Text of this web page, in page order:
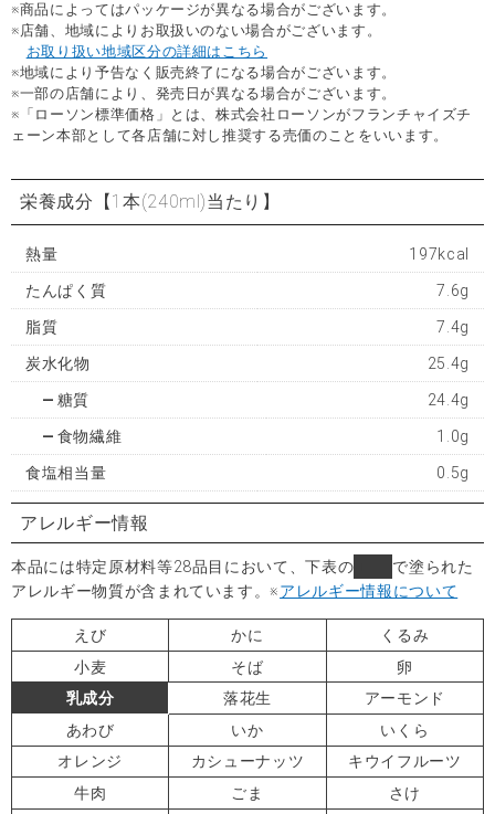
※商品によってはパッケージが異なる場合がございます。
※店舗、地域によりお取扱いのない場合がございます。
お取り扱い地域区分の詳細はこちら
※地域により予告なく販売終了になる場合がございます。
※一部の店舗により、発売日が異なる場合がございます。
※「ローソン標準価格」とは、株式会社ローソンがフランチャイズチ
ェーン本部として各店舗に対し推奨する売価のことをいいます。
栄養成分 【1本(240ml)当たり】
熱量 197kcal
たんぱく質 7.6g
脂質 7.4g
炭水化物 25.4g
糖質 24.4g
食物繊維 1.0g
食塩相当量 0.5g
アレルギー情報
本品には特定原材料等28品目において、下表の
で塗られた
アレルギー物質が含まれています。※アレルギー情報について
えび かに
くるみ
小麦
そば
卵
乳成分
落花生
アーモンド
あわび
いか
いくら
オレンジ
カシューナッツ
キウイフルーツ
牛肉
ごま
さけ